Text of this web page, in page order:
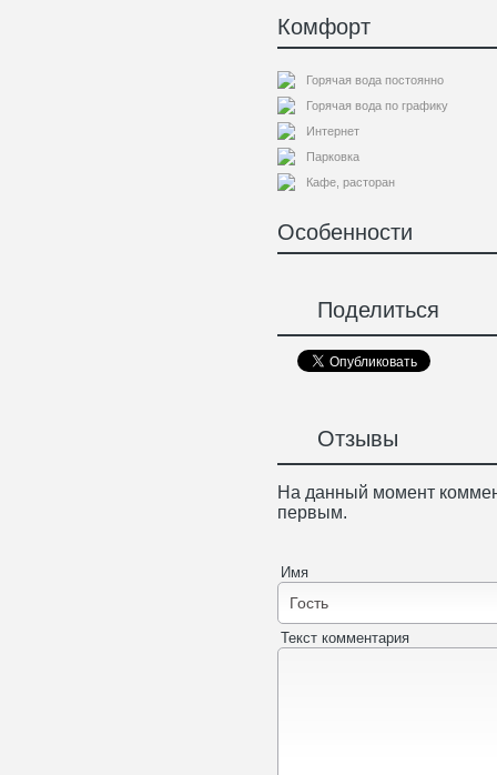
Комфорт
Горячая вода постоянно
Горячая вода по графику
Интернет
Парковка
Кафе, расторан
Особенности
Поделиться
Отзывы
На данный момент
первым.
Имя
Текст комментария